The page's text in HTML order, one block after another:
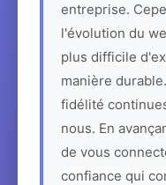
entreprise.
l'évolution du
plus difficile
manière
fidélité
nous. En
de vous
confiance qui